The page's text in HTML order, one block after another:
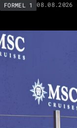
FORMEL 1